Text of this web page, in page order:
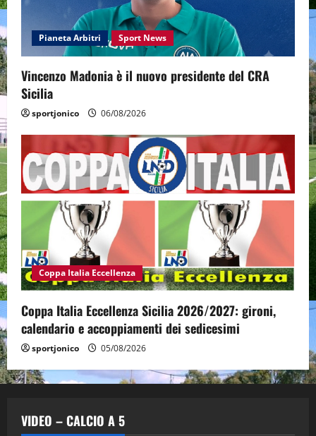
Pianeta Arbitri Sport News
Vincenzo Madonia è il nuovo presidente del CRA
Sicilia
sportjonico 06/08/2026
Coppa Italia Eccellenza
Coppa Italia Eccellenza Sicilia 2026/2027: gironi,
calendario e accoppiamenti dei sedicesimi
sportjonico 05/08/2026
VIDEO – CALCIO A 5